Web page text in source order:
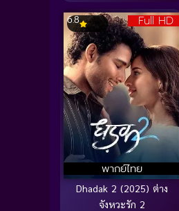
Full HD
พากย์ไทย
6.8
Dhadak 2 (2025) ต่าง
จังหวะรัก 2